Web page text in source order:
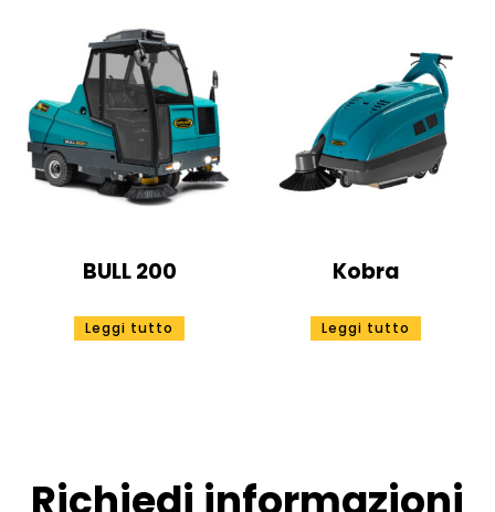
BULL 200
Leggi tutto
Kobra
Leggi tutto